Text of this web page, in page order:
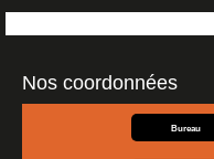
Nos coordonnées
Bureau